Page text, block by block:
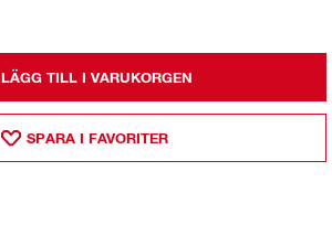
LÄGG TILL I VARUKORGEN
SPARA I FAVORITER